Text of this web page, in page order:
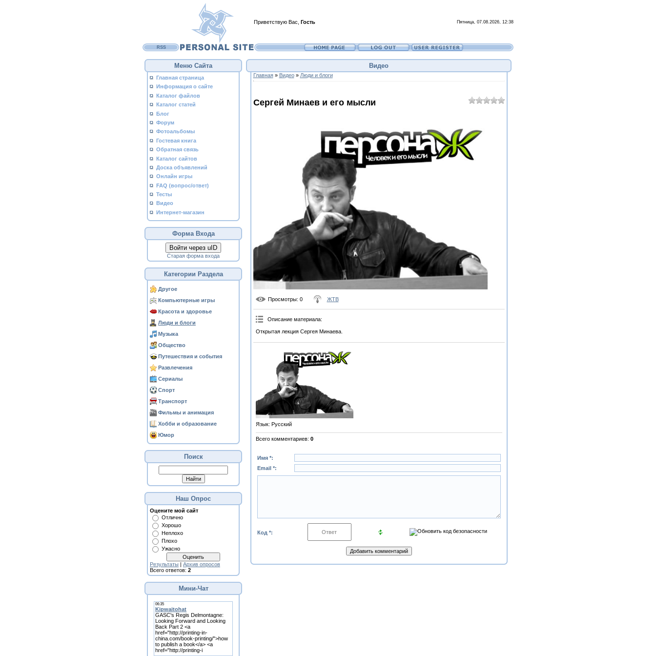
Приветствую Вас Гость Пятница, 07.08.2026, 12:38
RSS
Меню Сайта
Главная страница
Информация о сайте
Каталог файлов
Каталог статей
Блог
Форум
Фотоальбомы
Гостевая книга
Обратная связь
Каталог сайтов
Доска объявлений
Онлайн игры
FAQ (вопрос/ответ)
Тесты
Видео
Интернет-магазин
Форма Входа
Войти через uID
Старая форма входа
Категории Раздела
Другое
Компьютерные игры
Красота и здоровье
Люди и блоги
Музыка
Общество
Путешествия и события
Развлечения
Сериалы
Спорт
Транспорт
Фильмы и анимация
Хобби и образование
Юмор
Поиск
Наш Опрос
Оцените мой сайт
Отлично
Хорошо
Неплохо
Плохо
Ужасно
Результаты | Архив опросов
Всего ответов: 2
Мини-Чат
Видео
Главная» Видео» Люди и блоги
Сергей Минаев и его мысли
Просмотры: 0 ЖТВ
Описание материала:
Открытая лекция Сергея Минаева.
Язык: Русский
Всего комментариев: 0
Имя *:
Email *:
Код *: